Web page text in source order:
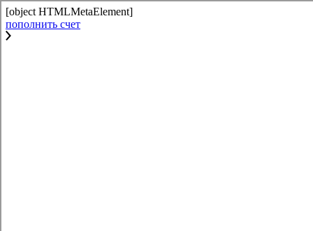
[object HTMLMetaElement]
пополнить счет